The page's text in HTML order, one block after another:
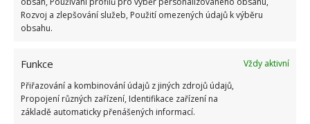
Rozvoj a zlepšování služeb, Použití omezených údajů k výběru
obsahu.
Funkce
Vždy aktivní
Přiřazování a kombinování údajů z jiných zdrojů údajů,
Propojení různých zařízení, Identifikace zařízení na
základě automaticky přenášených informací.